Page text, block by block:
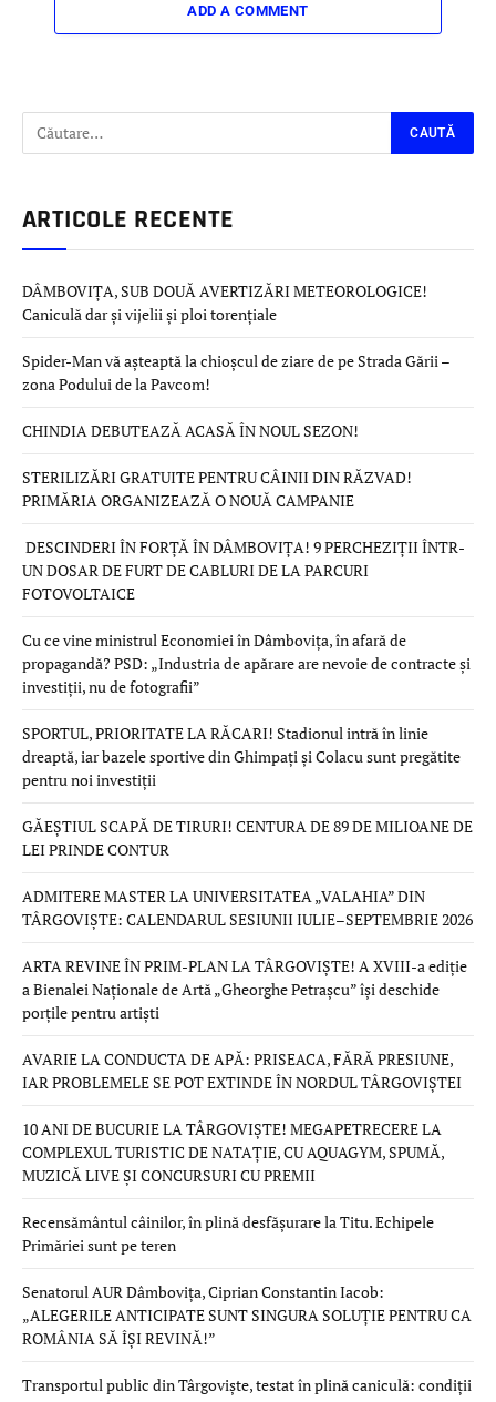
ADD A COMMENT
ARTICOLE RECENTE
DÂMBOVIȚA, SUB DOUĂ AVERTIZĂRI METEOROLOGICE!
Caniculă dar și vijelii și ploi torențiale
Spider-Man vă așteaptă la chioșcul de ziare de pe Strada Gării –
zona Podului de la Pavcom!
CHINDIA DEBUTEAZĂ ACASĂ ÎN NOUL SEZON!
STERILIZĂRI GRATUITE PENTRU CÂINII DIN RĂZVAD!
PRIMĂRIA ORGANIZEAZĂ O NOUĂ CAMPANIE
DESCINDERI ÎN FORȚĂ ÎN DÂMBOVIȚA! 9 PERCHEZIȚII ÎNTR-
UN DOSAR DE FURT DE CABLURI DE LA PARCURI
FOTOVOLTAICE
Cu ce vine ministrul Economiei în Dâmbovița, în afară de
propagandă? PSD: „Industria de apărare are nevoie de contracte și
investiții, nu de fotografii”
SPORTUL, PRIORITATE LA RĂCARI! Stadionul intră în linie
dreaptă, iar bazele sportive din Ghimpați și Colacu sunt pregătite
pentru noi investiții
GĂEȘTIUL SCAPĂ DE TIRURI! CENTURA DE 89 DE MILIOANE DE
LEI PRINDE CONTUR
ADMITERE MASTER LA UNIVERSITATEA „VALAHIA” DIN
TÂRGOVIȘTE: CALENDARUL SESIUNII IULIE–SEPTEMBRIE 2026
ARTA REVINE ÎN PRIM-PLAN LA TÂRGOVIȘTE! A XVIII-a ediție
a Bienalei Naționale de Artă „Gheorghe Petrașcu” își deschide
porțile pentru artiști
AVARIE LA CONDUCTA DE APĂ: PRISEACA, FĂRĂ PRESIUNE,
IAR PROBLEMELE SE POT EXTINDE ÎN NORDUL TÂRGOVIȘTEI
10 ANI DE BUCURIE LA TÂRGOVIȘTE! MEGAPETRECERE LA
COMPLEXUL TURISTIC DE NATAȚIE, CU AQUAGYM, SPUMĂ,
MUZICĂ LIVE ȘI CONCURSURI CU PREMII
Recensământul câinilor, în plină desfășurare la Titu. Echipele
Primăriei sunt pe teren
Senatorul AUR Dâmbovița, Ciprian Constantin Iacob:
„ALEGERILE ANTICIPATE SUNT SINGURA SOLUȚIE PENTRU CA
ROMÂNIA SĂ ÎȘI REVINĂ!”
Transportul public din Târgoviște, testat în plină caniculă: condiții